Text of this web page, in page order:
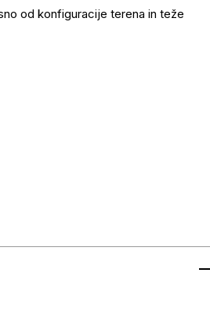
od konfiguracije terena in teže